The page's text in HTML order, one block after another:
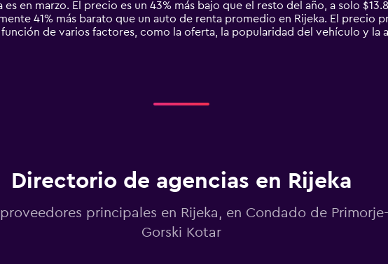
en marzo. El precio es un 43% más bajo que el resto del año, a solo
41% más barato que un auto de renta promedio en Rijeka. El precio
de varios factores, como la oferta, la popularidad del vehículo y la
Directorio de agencias en Rijeka
principales en Rijeka, en Condado de Primorje-
Gorski Kotar